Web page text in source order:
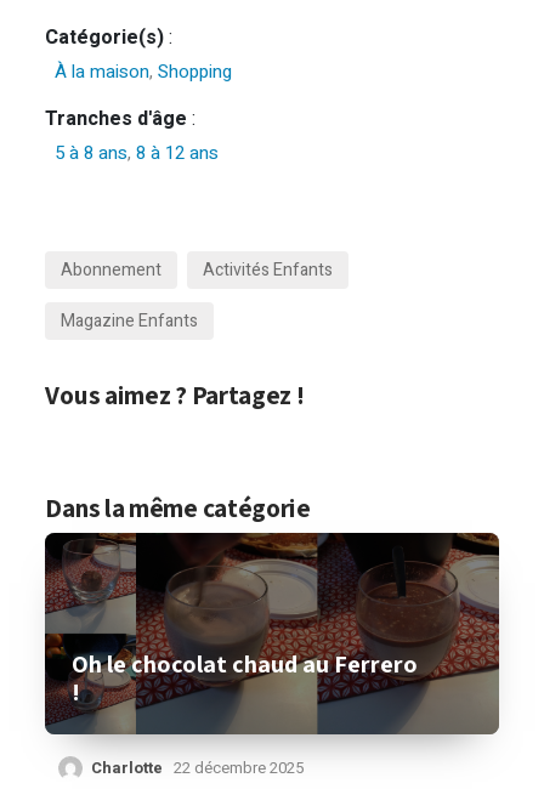
Catégorie(s):
À la maison,Shopping
Tranches d'âge :
5 à 8 ans,8 à 12 ans
Abonnement
Activités Enfants
Magazine Enfants
Vous aimez ? Partagez !
Dans la même catégorie
Oh le chocolat chaud au Ferrero
!
Charlotte 22 décembre 2025